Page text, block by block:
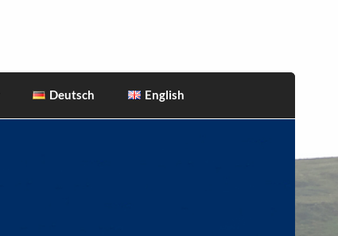
Deutsch English